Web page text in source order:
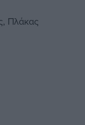
Πλάκας